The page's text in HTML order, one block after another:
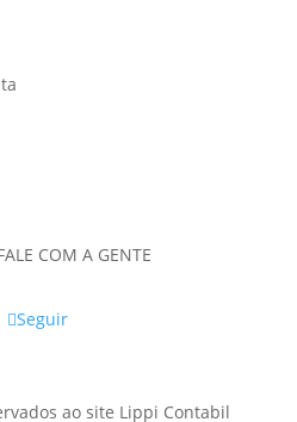
COM A GENTE
Seguir
ao site Lippi Contabil